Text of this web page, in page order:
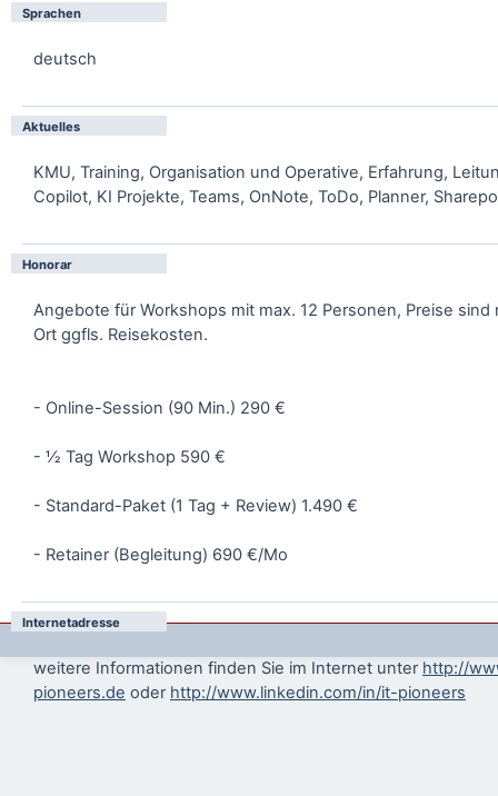
Sprachen
deutsch
Aktuelles
KMU, Training, Organisation und Operative, Erfahrung,
Copilot, KI Projekte, Teams, OnNote, ToDo, Planner,
Honorar
Angebote für Workshops mit max. 12 Personen, Preise sind
Ort ggfls. Reisekosten.
- Online-Session (90 Min.) 290 €
- ½ Tag Workshop 590 €
- Standard-Paket (1 Tag + Review) 1.490 €
- Retainer (Begleitung) 690 €/Mo
Internetadresse
weitere Informationen finden Sie im Internet unter http://
pioneers.de oder http://www.linkedin.com/in/it-pioneers